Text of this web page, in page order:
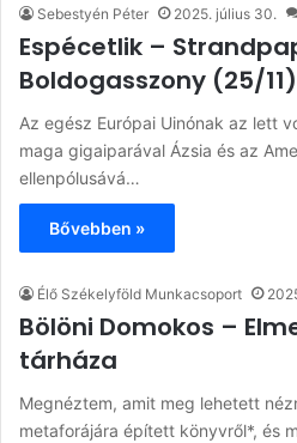
Sebestyén Péter 2025. július 30.
Espécetlik –
Boldogasszony (25/11)
Az egész Európai Uinónak az lett
maga gigaiparával Ázsia és az
ellenpólusává…
Bővebben »
Élő Székelyföld Munkacsoport
Bölöni Domokos –
tárháza
Megnéztem, amit meg lehetett
metaforájára épített könyvről*, és